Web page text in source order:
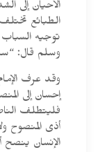
الأحيان إلى
الطبائع
توجيه السباب
وسلم قال:
وقد عرف
إحسان إلى
فليتطلف
أذى المنصوح
الإنسان ينصح